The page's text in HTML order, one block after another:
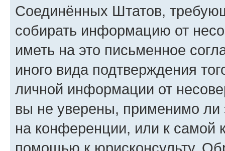
Соединённых Штатов,
собирать информацию от
иметь на это письменное
иного вида подтверждения
личной информации от
вы не уверены, применимо ли
на конференции, или к самой